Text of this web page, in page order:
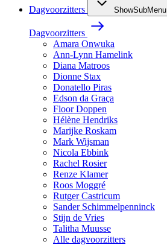
Dagvoorzitters ShowSubMenu
Dagvoorzitters
Amara Onwuka
Ann-Lynn Hamelink
Diana Matroos
Dionne Stax
Donatello Piras
Edson da Graça
Floor Doppen
Hélène Hendriks
Marijke Roskam
Mark Wijsman
Nicola Ebbink
Rachel Rosier
Renze Klamer
Roos Moggré
Rutger Castricum
Sander Schimmelpenninck
Stijn de Vries
Talitha Muusse
Alle dagvoorzitters